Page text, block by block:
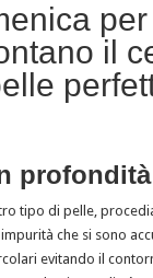
il
profondità
tipo di pelle,
che si sono
evitando il